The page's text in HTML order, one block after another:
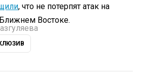
, что не потерпят атак на
Востоке.